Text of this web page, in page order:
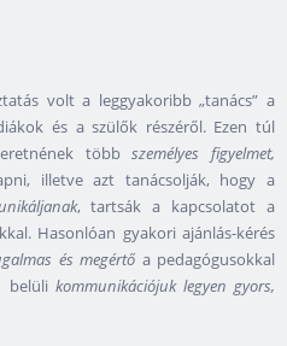
volt a leggyakoribb „tanács” a
és a szülők részéről. Ezen túl
többszemélyes figyelmet,
illetve azt tanácsolják, hogy a
, tartsák a kapcsolatot a
Hasonlóan gyakori ajánlás-kérés
és megértő a pedagógusokkal
belüli kommunikációjuk legyen gyors,